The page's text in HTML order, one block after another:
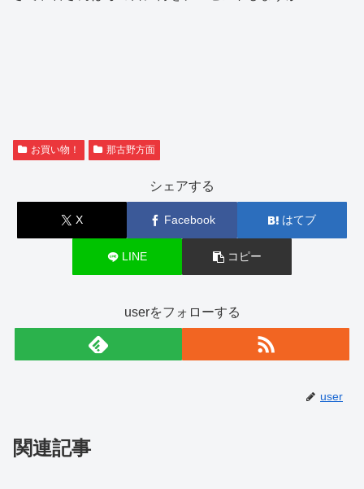
お買い物！ 那古野方面
シェアする
X Facebook はてブ
LINE コピー
userをフォローする
user
関連記事